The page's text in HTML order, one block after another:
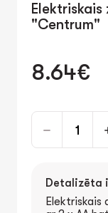
"Centrum"
8.64€
Detalizēta
Elektriskais